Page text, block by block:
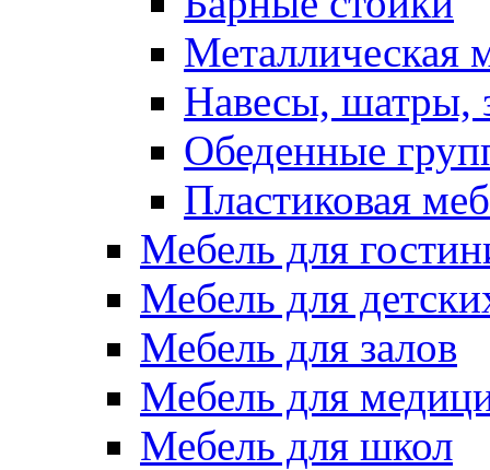
Металлическая
Навесы, шатры,
Обеденные
Пластиковая
Мебель для
Мебель для
Мебель для залов
Мебель для
Мебель для школ